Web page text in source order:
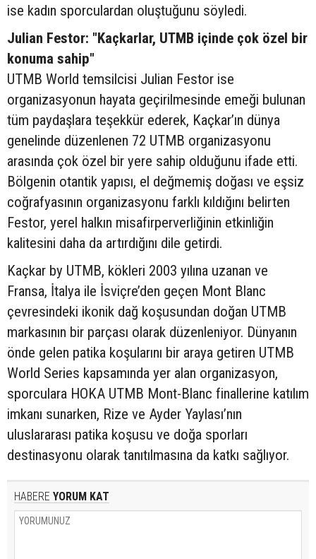
ise kadın sporculardan oluştuğunu söyledi.
Julian Festor: "Kaçkarlar, UTMB içinde çok özel bir
konuma sahip"
UTMB World temsilcisi Julian Festor ise
organizasyonun hayata geçirilmesinde emeği bulunan
tüm paydaşlara teşekkür ederek, Kaçkar’ın dünya
genelinde düzenlenen 72 UTMB organizasyonu
arasında çok özel bir yere sahip olduğunu ifade etti.
Bölgenin otantik yapısı, el değmemiş doğası ve eşsiz
coğrafyasının organizasyonu farklı kıldığını belirten
Festor, yerel halkın misafirperverliğinin etkinliğin
kalitesini daha da artırdığını dile getirdi.
Kaçkar by UTMB, kökleri 2003 yılına uzanan ve
Fransa, İtalya ile İsviçre’den geçen Mont Blanc
çevresindeki ikonik dağ koşusundan doğan UTMB
markasının bir parçası olarak düzenleniyor. Dünyanın
önde gelen patika koşularını bir araya getiren UTMB
World Series kapsamında yer alan organizasyon,
sporculara HOKA UTMB Mont-Blanc finallerine katılım
imkanı sunarken, Rize ve Ayder Yaylası’nın
uluslararası patika koşusu ve doğa sporları
destinasyonu olarak tanıtılmasına da katkı sağlıyor.
HABERE YORUM KAT